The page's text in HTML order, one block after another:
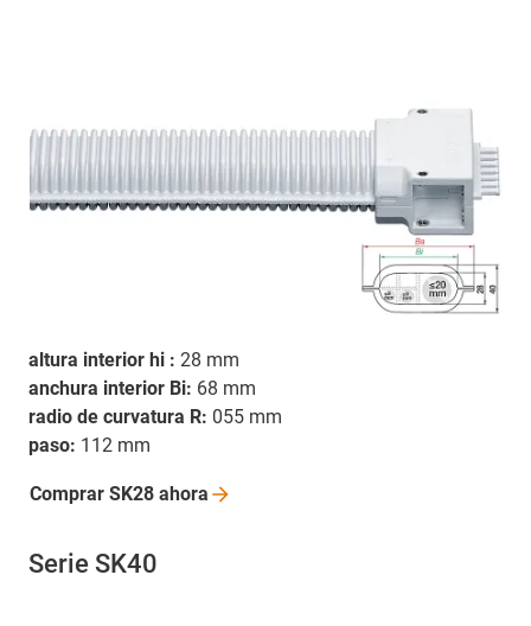
altura interior hi : 28 mm
anchura interior Bi: 68 mm
radio de curvatura R: 055 mm
paso: 112 mm
Comprar SK28 ahora
Serie SK40